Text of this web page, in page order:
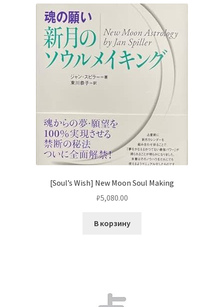
[Soul’s Wish] New Moon Soul Making
₽5,080.00
В корзину